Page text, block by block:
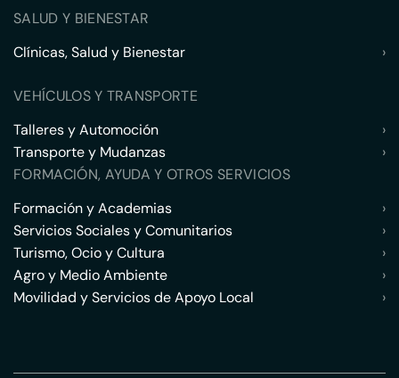
SALUD Y BIENESTAR
Clínicas, Salud y Bienestar
›
VEHÍCULOS Y TRANSPORTE
Talleres y Automoción
›
Transporte y Mudanzas
›
FORMACIÓN, AYUDA Y OTROS SERVICIOS
Formación y Academias
›
Servicios Sociales y Comunitarios
›
Turismo, Ocio y Cultura
›
Agro y Medio Ambiente
›
Movilidad y Servicios de Apoyo Local
›